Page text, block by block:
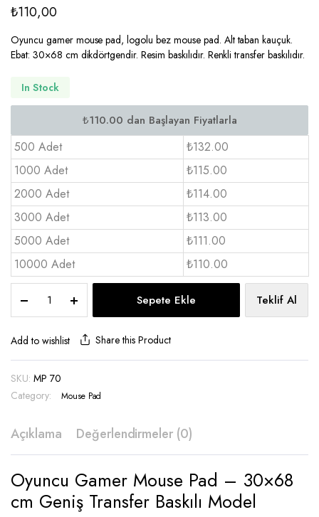
₺110,00
Oyuncu gamer mouse pad, logolu bez mouse pad. Alt taban kauçuk.
Ebat: 30×68 cm dikdörtgendir. Resim baskılıdır. Renkli transfer baskılıdır.
In Stock
500 Adet
₺132.00
1000 Adet
₺115.00
2000 Adet
₺114.00
3000 Adet
₺113.00
5000 Adet
₺111.00
10000 Adet
₺110.00
pad
Kumaş
30x68
mm
-
70
quantity
Sepete Ekle Teklif Al
Add to wishlist Share this Product
SKU: MP 70
Category:
Mouse Pad
Açıklama Değerlendirmeler (0)
Oyuncu Gamer Mouse Pad – 30×68
cm Geniş Transfer Baskılı Model